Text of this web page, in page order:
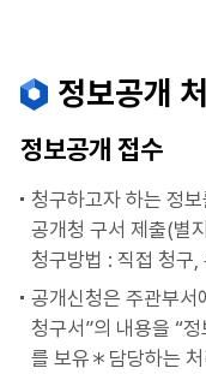
정보공개
정보공개 접수
청구하고자 하는 정
공개청 구서 제출(별
청구방법 : 직접 청구
공개신청은 주관부서
청구서”의 내용을 “
를 보유＊담당하는